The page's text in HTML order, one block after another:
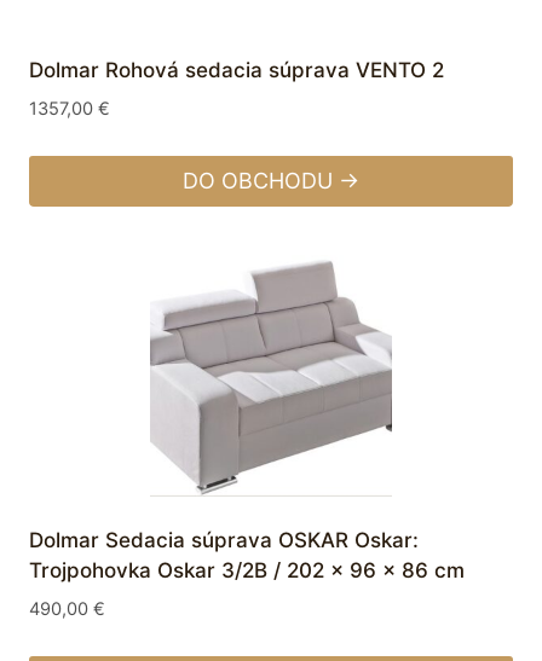
Dolmar Rohová sedacia súprava VENTO 2
1357,00 €
DO OBCHODU →
Dolmar Sedacia súprava OSKAR Oskar:
Trojpohovka Oskar 3/2B / 202 x 96 x 86 cm
490,00 €